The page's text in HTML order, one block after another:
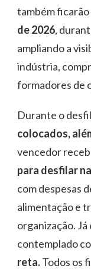
também ficarão
de 2026,
ampliando a
indústria,
formadores de
Durante o
colocados,
vencedor
para desfilar
com despesas
alimentação e
organização.
contemplado
reta.Todos os